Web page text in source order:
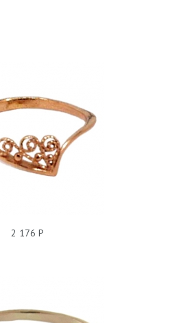
ПОКРЫТИЯ, 220023
2 176 Р